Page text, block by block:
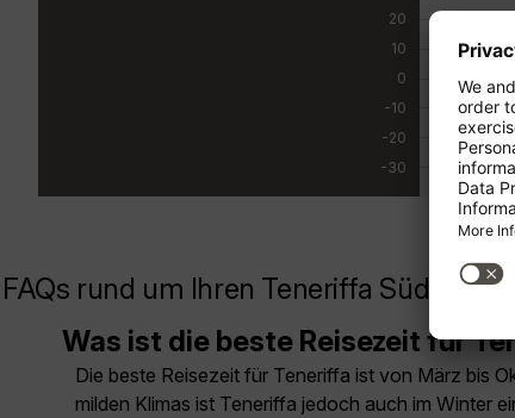
20
10
0
-10
-20
-30
FAQs rund um Ihren Teneriffa Süd Flug
Was ist die beste Reisezeit für
Die beste Reisezeit für Teneriffa ist von März bis
milden Klimas ist Teneriffa jedoch auch im Winter